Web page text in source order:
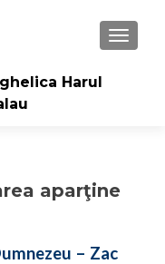
Harul
aparţine
– Zac